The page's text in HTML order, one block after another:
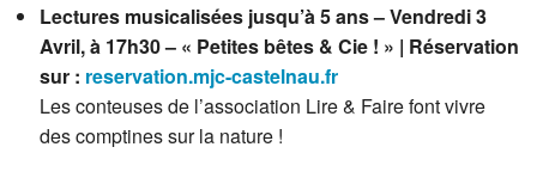
Lectures musicalisées jusqu’à 5 ans – Vendredi 3
Avril, à 17h30 – « Petites bêtes & Cie ! » | Réservation
sur : reservation.mjc-castelnau.fr
Les conteuses de l’association Lire & Faire font vivre
des comptines sur la nature !